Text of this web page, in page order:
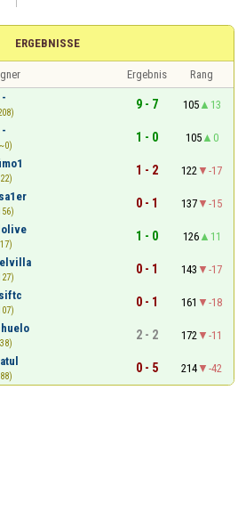
ERGEBNISSE
Ergebnis
Rang
-
9 - 7 105
13
-
1 - 0 105
0
1 - 2 122
-17
0 - 1 137
-15
1 - 0 126
11
0 - 1 143
-17
0 - 1 161
-18
2 - 2 172
-11
0 - 5 214 -42